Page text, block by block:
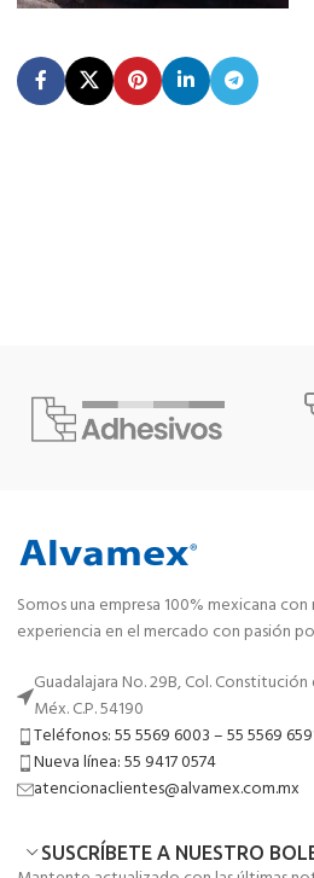
Somos una empresa 100% mexicana
experiencia en el mercado con pasión
Guadalajara No. 29B, Col. Constitución
Méx. C.P. 54190
Teléfonos: 55 5569 6003 – 55 5569
Nueva línea: 55 9417 0574
atencionaclientes@alvamex.com.mx
SUSCRÍBETE A NUESTRO